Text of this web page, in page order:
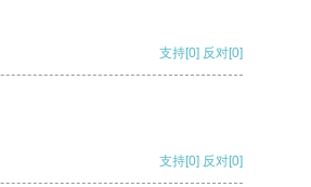
支持[0] 反对[0]
支持[0] 反对[0]